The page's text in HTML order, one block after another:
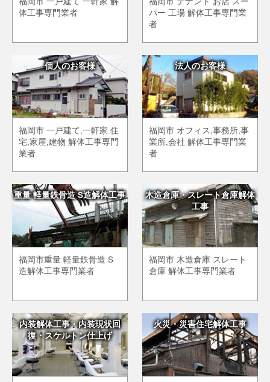
体工事専門業者
パー 工場 解体工事専門業
者
個人のお客様
福岡市 一戸建て,一軒家 住
宅,家屋,建物 解体工事専門
業者
法人のお客様
福岡市 オフィス,事務所,事
業所,会社 解体工事専門業
者
重量 軽量鉄骨造 S造解体工事
福岡市重量 軽量鉄骨造 S
造解体工事専門業者
木造倉庫・スレート倉庫解体
工事
福岡市 木造倉庫 スレート
倉庫 解体工事専門業者
内装解体工事・内装現状回
復・スケルトン仕上げ
火災・災害住宅解体工事